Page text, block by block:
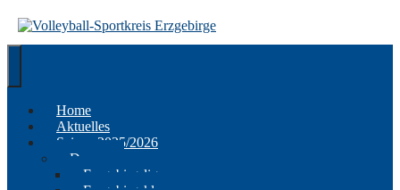
zum
Inhalt
Home
Aktuelles
Saison 2025/2026
Damen
Erzgebirgsliga